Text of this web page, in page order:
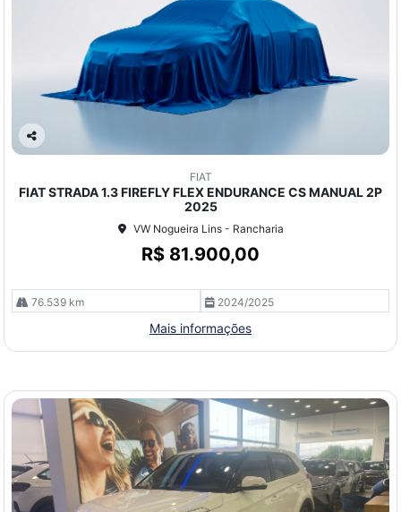
Co
lhe
FIAT
FIAT STRADA 1.3 FIREFLY FLEX ENDURANCE CS MANUAL 2P
2025
VW Nogueira Lins - Rancharia
R$ 81.900,00
76.539 km 2024/2025
Mais informações